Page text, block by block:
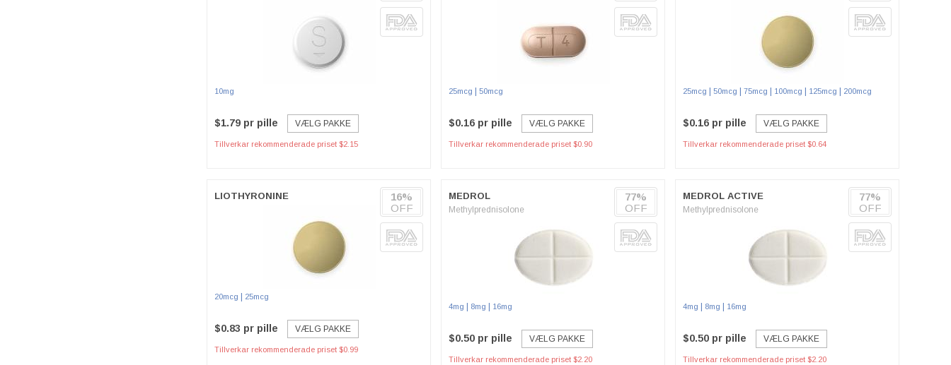
10mg
$1.79 pr pille VÆLG PAKKE
Tillverkar rekommenderade priset $2.15
25mcg 50mcg
$0.16 pr pille VÆLG PAKKE
Tillverkar rekommenderade priset $0.90
25mcg 50mcg 75mcg 100mcg 125mcg 200mcg
$0.16 pr pille VÆLG PAKKE
Tillverkar rekommenderade priset $0.64
LIOTHYRONINE
20mcg 25mcg
$0.83 pr pille VÆLG PAKKE
Tillverkar rekommenderade priset $0.99
16%
OFF
MEDROL
Methylprednisolone
4mg 8mg 16mg
$0.50 pr pille VÆLG PAKKE
Tillverkar rekommenderade priset $2.20
77%
OFF
MEDROL ACTIVE
Methylprednisolone
4mg 8mg 16mg
$0.50 pr pille VÆLG PAKKE
Tillverkar rekommenderade priset $2.20
77%
OFF